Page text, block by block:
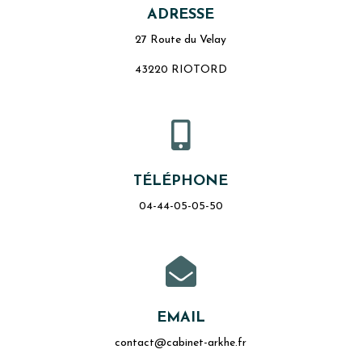
ADRESSE
27 Route du Velay
43220 RIOTORD

TÉLÉPHONE
04-44-05-05-50

EMAIL
contact@cabinet-arkhe.fr